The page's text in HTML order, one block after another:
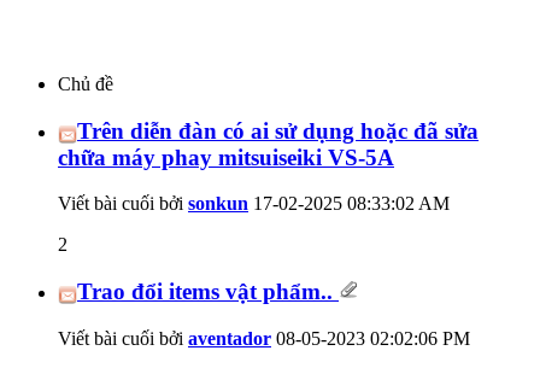
Chủ đề
Trên diễn đàn có ai sử dụng hoặc đã sửa
chữa máy phay mitsuiseiki VS-5A
Viết bài cuối bởi sonkun 17-02-2025 08:33:02 AM
2
Trao đổi items vật phẩm..
Viết bài cuối bởi aventador 08-05-2023 02:02:06 PM